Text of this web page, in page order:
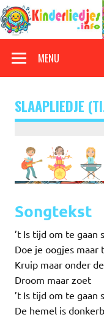
Doorgaan
naar
inhoud
MENU
SLAAPLIEDJE
Songtekst
’t Is tijd om te gaan
Doe je oogjes maar
Kruip maar onder
Droom maar zoet
’t Is tijd om te gaan
De hemel is